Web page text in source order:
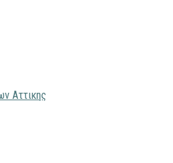
Αττικης